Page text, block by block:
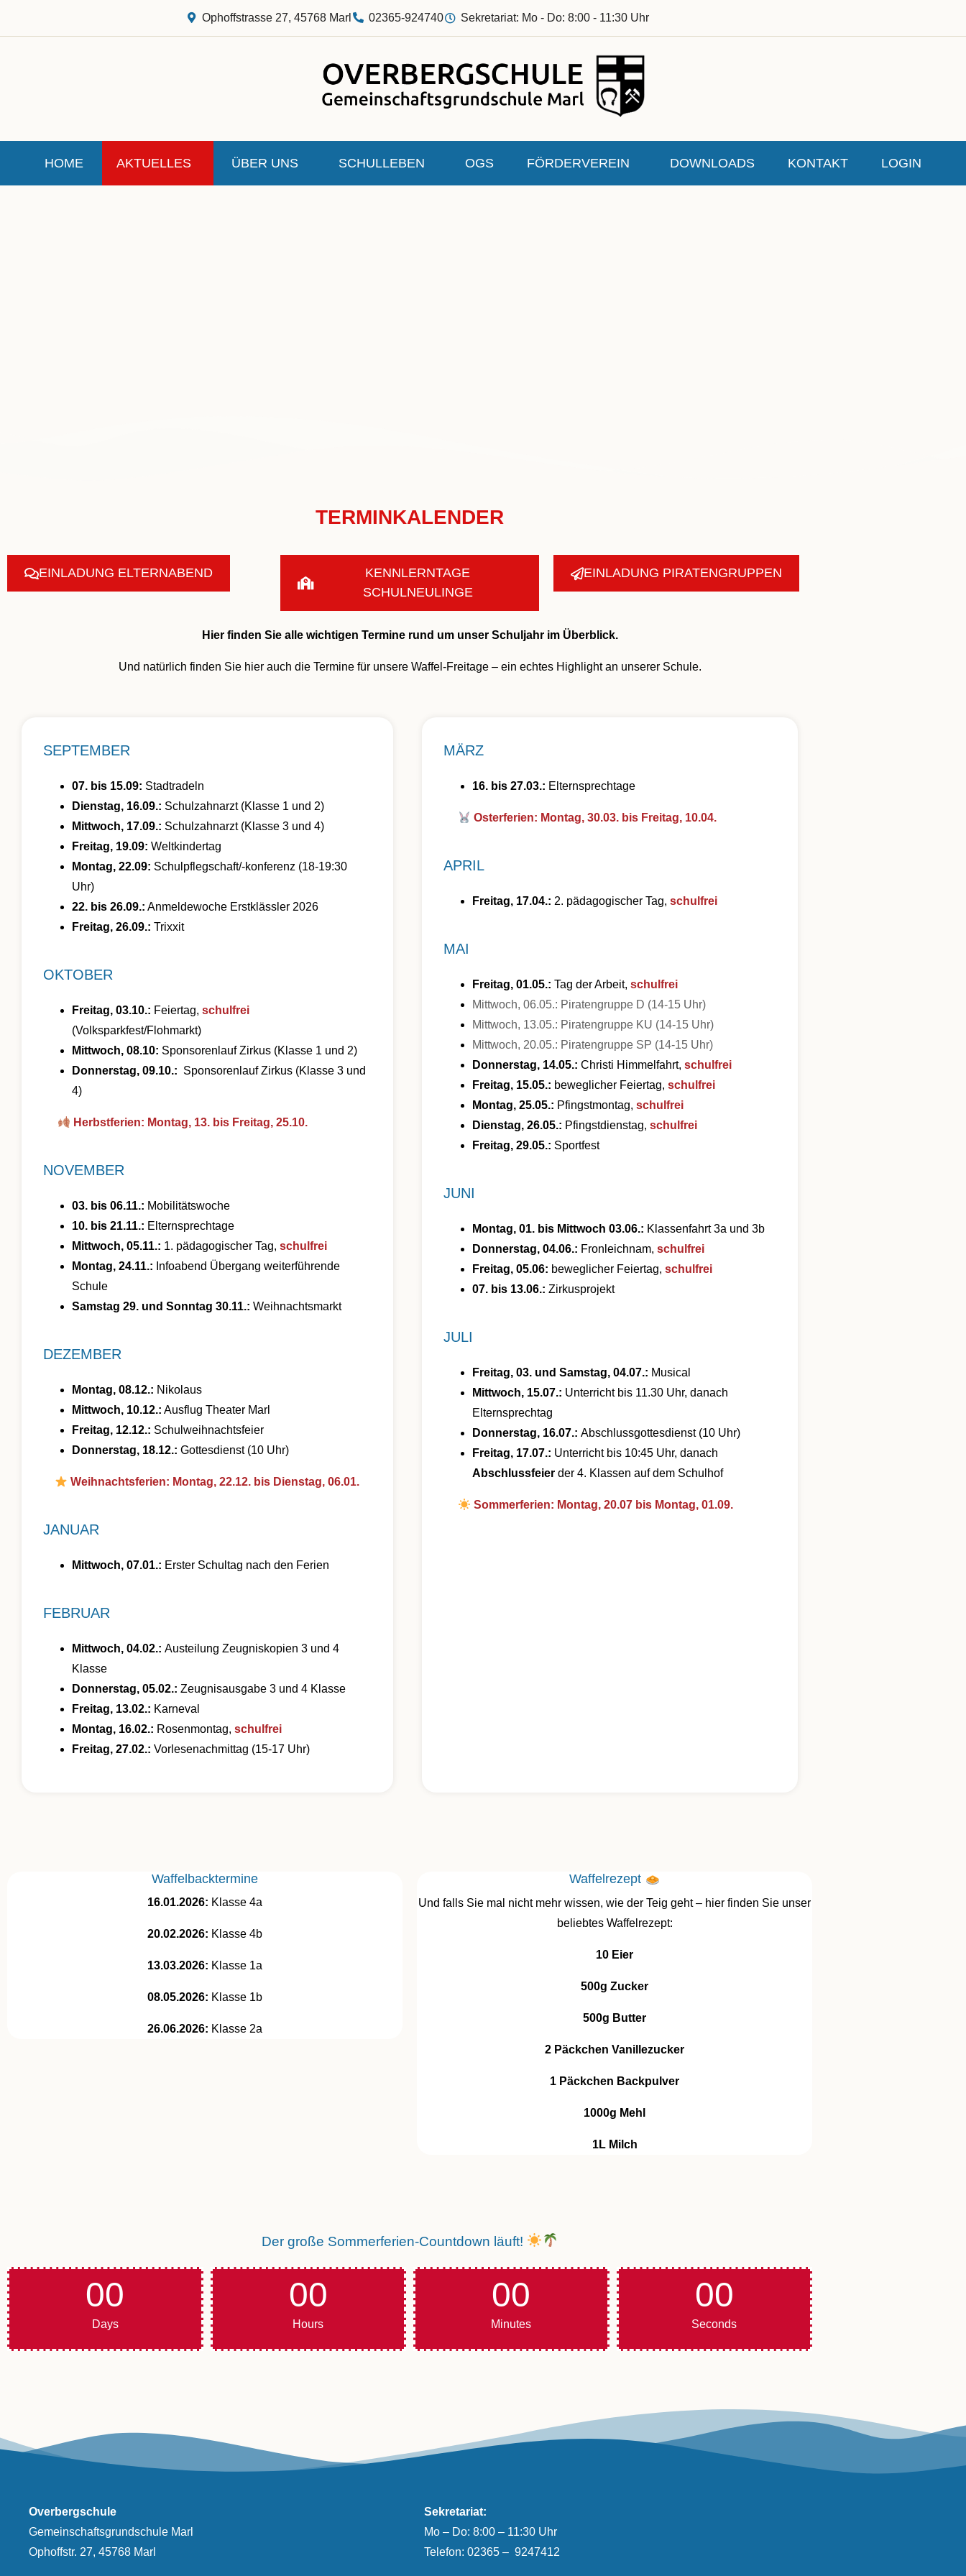
Ophoffstrasse 27, 45768 Marl 02365-924740 Sekretariat: Mo - Do: 8:00 - 11:30 Uhr
HOME AKTUELLES ÜBER UNS SCHULLEBEN OGS FÖRDERVEREIN DOWNLOADS KONTAKT LOGIN
TERMINKALENDER
EINLADUNG ELTERNABEND
KENNLERNTAGE
SCHULNEULINGE
EINLADUNG PIRATENGRUPPEN
Hier finden Sie alle wichtigen Termine rund um unser Schuljahr im Überblick.
Und natürlich finden Sie hier auch die Termine für unsere Waffel-Freitage – ein echtes Highlight an unserer Schule.
SEPTEMBER
07. bis 15.09: Stadtradeln
Dienstag, 16.09.: Schulzahnarzt (Klasse 1 und 2)
Mittwoch, 17.09.: Schulzahnarzt (Klasse 3 und 4)
Freitag, 19.09: Weltkindertag
Montag, 22.09: Schulpflegschaft/-konferenz (18-19:30
Uhr)
22. bis 26.09.: Anmeldewoche Erstklässler 2026
Freitag, 26.09.: Trixxit
OKTOBER
Freitag, 03.10.: Feiertag, schulfrei
(Volksparkfest/Flohmarkt)
Mittwoch, 08.10: Sponsorenlauf Zirkus (Klasse 1 und 2)
Donnerstag, 09.10.: Sponsorenlauf Zirkus (Klasse 3 und
4)
Herbstferien: Montag, 13. bis Freitag, 25.10.
NOVEMBER
03. bis 06.11.: Mobilitätswoche
10. bis 21.11.: Elternsprechtage
Mittwoch, 05.11.: 1. pädagogischer Tag, schulfrei
Montag, 24.11.: Infoabend Übergang weiterführende
Schule
Samstag 29. und Sonntag 30.11.: Weihnachtsmarkt
DEZEMBER
Montag, 08.12.: Nikolaus
Mittwoch, 10.12.: Ausflug Theater Marl
Freitag, 12.12.: Schulweihnachtsfeier
Donnerstag, 18.12.: Gottesdienst (10 Uhr)
Weihnachtsferien: Montag, 22.12. bis Dienstag, 06.01.
JANUAR
Mittwoch, 07.01.: Erster Schultag nach den Ferien
FEBRUAR
Mittwoch, 04.02.: Austeilung Zeugniskopien 3 und 4
Klasse
Donnerstag, 05.02.: Zeugnisausgabe 3 und 4 Klasse
Freitag, 13.02.: Karneval
Montag, 16.02.: Rosenmontag, schulfrei
Freitag, 27.02.: Vorlesenachmittag (15-17 Uhr)
MÄRZ
16. bis 27.03.: Elternsprechtage
Osterferien: Montag, 30.03. bis Freitag, 10.04.
APRIL
Freitag, 17.04.: 2. pädagogischer Tag, schulfrei
MAI
Freitag, 01.05.: Tag der Arbeit, schulfrei
Mittwoch, 06.05.: Piratengruppe D (14-15 Uhr)
Mittwoch, 13.05.: Piratengruppe KU (14-15 Uhr)
Mittwoch, 20.05.: Piratengruppe SP (14-15 Uhr)
Donnerstag, 14.05.: Christi Himmelfahrt, schulfrei
Freitag, 15.05.: beweglicher Feiertag, schulfrei
Montag, 25.05.: Pfingstmontag, schulfrei
Dienstag, 26.05.: Pfingstdienstag, schulfrei
Freitag, 29.05.: Sportfest
JUNI
Montag, 01. bis Mittwoch 03.06.: Klassenfahrt 3a und 3b
Donnerstag, 04.06.: Fronleichnam, schulfrei
Freitag, 05.06: beweglicher Feiertag, schulfrei
07. bis 13.06.: Zirkusprojekt
JULI
Freitag, 03. und Samstag, 04.07.: Musical
Mittwoch, 15.07.: Unterricht bis 11.30 Uhr, danach
Elternsprechtag
Donnerstag, 16.07.: Abschlussgottesdienst (10 Uhr)
Freitag, 17.07.: Unterricht bis 10:45 Uhr, danach
Abschlussfeierder 4. Klassen auf dem Schulhof
Sommerferien: Montag, 20.07 bis Montag, 01.09.
Waffelbacktermine
16.01.2026: Klasse 4a
20.02.2026: Klasse 4b
13.03.2026: Klasse 1a
08.05.2026: Klasse 1b
26.06.2026: Klasse 2a
Waffelrezept
Und falls Sie mal nicht mehr wissen, wie der Teig geht – hier finden Sie unser
beliebtes Waffelrezept:
10 Eier
500g Zucker
500g Butter
2 Päckchen Vanillezucker
1 Päckchen Backpulver
1000g Mehl
1L Milch
Der große Sommerferien-Countdown läuft!
00
Days
00
Hours
00
Minutes
00
Seconds
Overbergschule
Gemeinschaftsgrundschule Marl
Ophoffstr. 27, 45768 Marl
Sekretariat:
Mo – Do: 8:00 – 11:30 Uhr
Telefon: 02365 – 9247412